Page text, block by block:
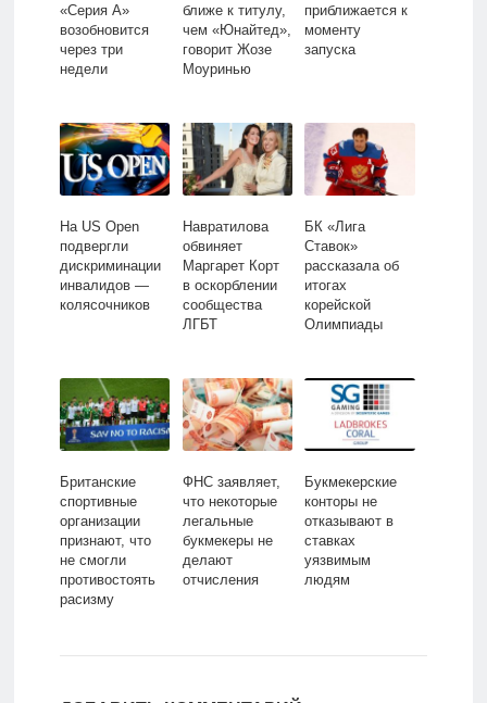
«Серия А»
возобновится
через три
недели
ближе к титулу,
чем «Юнайтед»,
говорит Жозе
Моуринью
приближается к
моменту
запуска
На US Open
подвергли
дискриминации
инвалидов —
колясочников
Навратилова
обвиняет
Маргарет Корт
в оскорблении
сообщества
ЛГБТ
БК «Лига
Ставок»
рассказала об
итогах
корейской
Олимпиады
Британские
спортивные
организации
признают, что
не смогли
противостоять
расизму
ФНС заявляет,
что некоторые
легальные
букмекеры не
делают
отчисления
Букмекерские
конторы не
отказывают в
ставках
уязвимым
людям